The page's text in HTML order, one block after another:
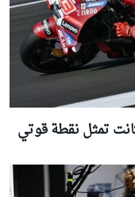
تمثل نقطة قوتي